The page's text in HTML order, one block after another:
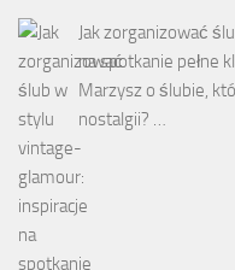
Jak zorganizować
na spotkanie pełne
Marzysz o ślubie,
nostalgii? …